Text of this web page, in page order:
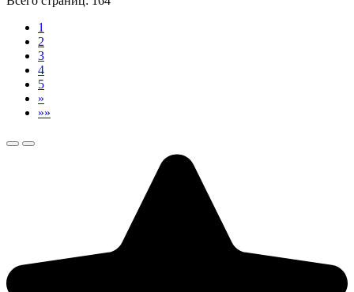
1
2
3
4
5
»
»»